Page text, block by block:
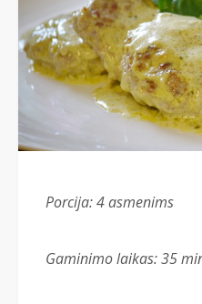
Porcija:4asmenims
Gaminimo laikas: 35